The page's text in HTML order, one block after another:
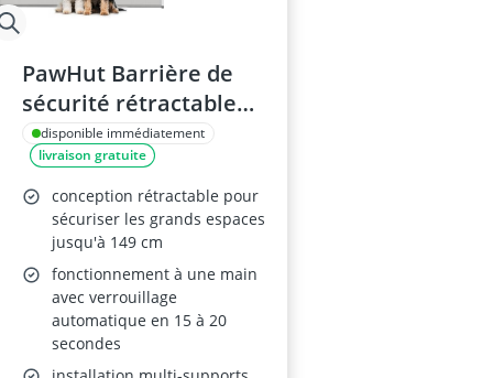
PawHut Barrière de
sécurité rétractable
Chien
disponible immédiatement
livraison gratuite
conception rétractable pour
sécuriser les grands espaces
jusqu'à 149 cm
fonctionnement à une main
avec verrouillage
automatique en 15 à 20
secondes